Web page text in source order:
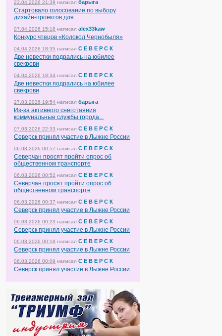
23.04.2026 21:39 написал барыга
Стартовало голосование по выбору
дизайн-проектов для...
07.04.2026 15:18 написал alex33kaw
Конкурс чтецов «Колокол Чернобыля»
04.04.2026 18:35 написал С Е В Е Р С К
Две невестки подрались на юбилее
свекрови
04.04.2026 18:34 написал С Е В Е Р С К
Две невестки подрались на юбилее
свекрови
27.03.2026 19:54 написал барыга
Из-за активного снеготаяния
коммунальные службы города...
07.03.2026 22:33 написал С Е В Е Р С К
Северск принял участие в Лыжне России
06.03.2026 00:57 написал С Е В Е Р С К
Северчан просят пройти опрос об
общественном транспорте
06.03.2026 00:52 написал С Е В Е Р С К
Северчан просят пройти опрос об
общественном транспорте
06.03.2026 00:37 написал С Е В Е Р С К
Северск принял участие в Лыжне России
06.03.2026 00:23 написал С Е В Е Р С К
Северск принял участие в Лыжне России
06.03.2026 00:18 написал С Е В Е Р С К
Северск принял участие в Лыжне России
06.03.2026 00:09 написал С Е В Е Р С К
Северск принял участие в Лыжне России